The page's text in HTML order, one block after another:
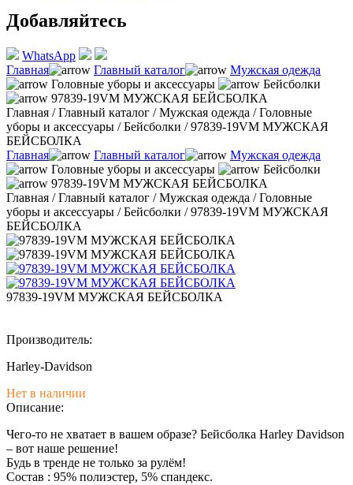
Добавляйтесь
WhatsApp
Главная
Главный каталог
Мужская одежда
Головные уборы и аксессуары
Бейсболки
97839-19VM МУЖСКАЯ БЕЙСБОЛКА
Главная /Главный каталог /Мужская одежда /Головные
уборы и аксессуары /Бейсболки /97839-19VM МУЖСКАЯ
БЕЙСБОЛКА
Главная
Главный каталог
Мужская одежда
Головные уборы и аксессуары
Бейсболки
97839-19VM МУЖСКАЯ БЕЙСБОЛКА
Главная /Главный каталог /Мужская одежда /Головные
уборы и аксессуары /Бейсболки /97839-19VM МУЖСКАЯ
БЕЙСБОЛКА
97839-19VM МУЖСКАЯ БЕЙСБОЛКА
Производитель:
Harley-Davidson
Нет в наличии
Описание:
Чего-то не хватает в вашем образе? Бейсболка Harley Davidson
– вот наше решение!
Будь в тренде не только за рулём!
Состав : 95% полиэстер, 5% спандекс.